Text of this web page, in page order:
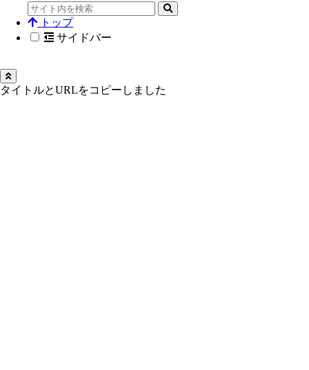
トップ
サイドバー
タイトルとURLをコピーしました